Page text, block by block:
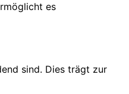
es
sind. Dies trägt zur